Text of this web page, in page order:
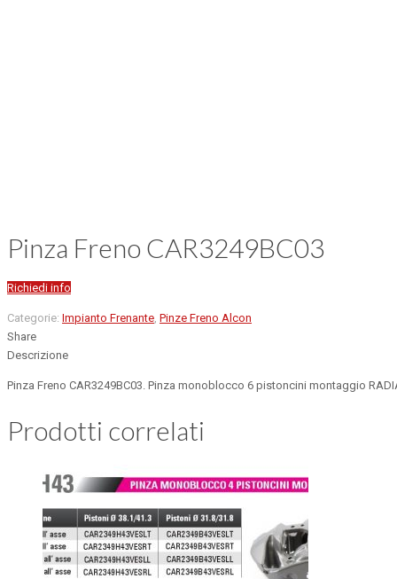
Pinza Freno CAR3249BC03
Richiedi info
Categorie: Impianto Frenante Pinze Freno Alcon
Share
Descrizione
Pinza Freno CAR3249BC03. Pinza monoblocco 6 pistoncini montaggio
Prodotti correlati